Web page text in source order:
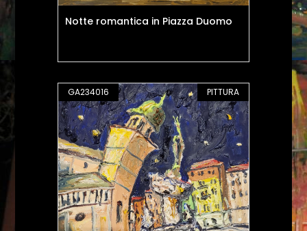
Notte romantica in Piazza Duomo
GA234016 PITTURA